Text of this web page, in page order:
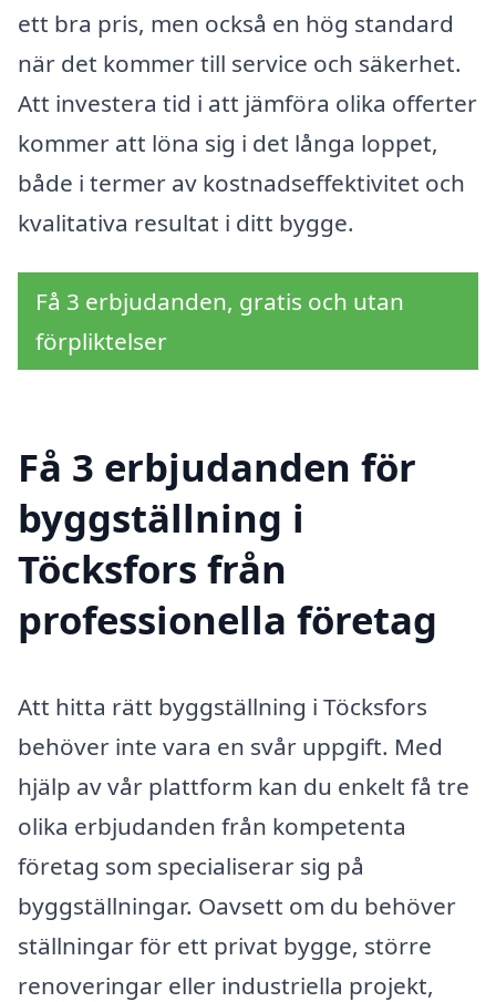
ett bra pris, men också en hög standard
när det kommer till service och säkerhet.
Att investera tid i att jämföra olika offerter
kommer att löna sig i det långa loppet,
både i termer av kostnadseffektivitet och
kvalitativa resultat i ditt bygge.
Få 3 erbjudanden, gratis och utan
förpliktelser
Få 3 erbjudanden för
byggställning i
Töcksfors från
professionella företag
Att hitta rätt byggställning i Töcksfors
behöver inte vara en svår uppgift. Med
hjälp av vår plattform kan du enkelt få tre
olika erbjudanden från kompetenta
företag som specialiserar sig på
byggställningar. Oavsett om du behöver
ställningar för ett privat bygge, större
renoveringar eller industriella projekt,